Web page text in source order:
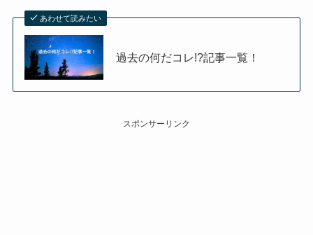
あわせて読みたい
過去の何だコレ!?記事一覧！
スポンサーリンク